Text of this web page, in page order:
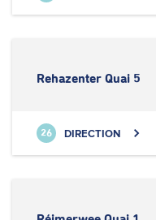
Rehazenter Quai 5
26 DIRECTION